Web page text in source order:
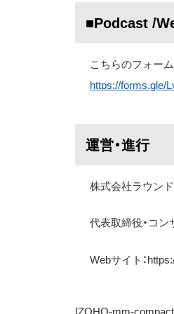
■Podcast /
こちらのフォーム
https://forms.gle/
運営・進行
株式会社ラウン
代表取締役・コ
Webサイト：
[ZOHO-mm-